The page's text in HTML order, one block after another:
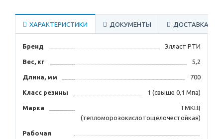
ХАРАКТЕРИСТИКИ ДОКУМЕНТЫ ДОСТАВКА
Бренд Элласт РТИ
Вес, кг 5,2
Длина, мм 700
Класс резины 1 (свыше 0,1 Мпа)
Марка
ТМКЩ
(тепломорозокислотощелочестойкая)
Рабочая